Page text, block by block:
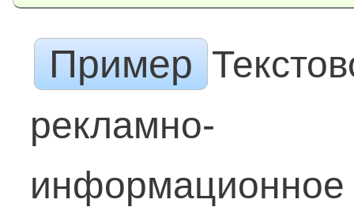
Пример
рекламно-
информационное